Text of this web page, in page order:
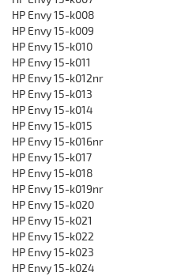
HP Envy 15-k008
HP Envy 15-k009
HP Envy 15-k010
HP Envy 15-k011
HP Envy 15-k012nr
HP Envy 15-k013
HP Envy 15-k014
HP Envy 15-k015
HP Envy 15-k016nr
HP Envy 15-k017
HP Envy 15-k018
HP Envy 15-k019nr
HP Envy 15-k020
HP Envy 15-k021
HP Envy 15-k022
HP Envy 15-k023
HP Envy 15-k024